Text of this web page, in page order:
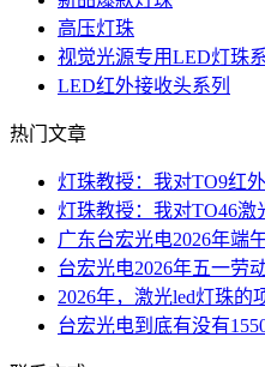
高压灯珠
视觉光源专用LED灯珠
LED红外接收头系列
热门文章
灯珠教授：我对TO9红
灯珠教授：我对TO46激
广东台宏光电2026年端
台宏光电2026年五一劳
2026年，激光led灯珠的
台宏光电到底有没有